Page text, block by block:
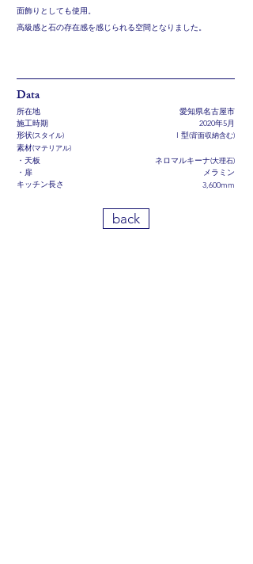
面飾りとしても使用。
​高級感と石の存在感を感じられる空間となりました。
​Data
所在地
​施工時期
形状(スタイル)
素材(マテリアル)
・天板
・扉
キッチン長さ
愛知県名古屋市
​2020年5月
​I 型(背面収納含む)
ネロマルキーナ(大理石)
メラミン
3,600mm​​
back